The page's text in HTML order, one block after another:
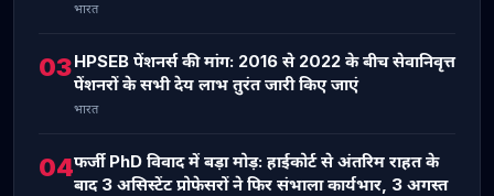
भारत
03HPSEB पेंशनर्स की मांग: 2016 से 2022 के बीच सेवानिवृत्त
पेंशनरों के सभी देय लाभ तुरंत जारी किए जाएं
भारत
04फर्जी PhD विवाद में बड़ा मोड़: हाईकोर्ट से अंतरिम राहत के
बाद 3 असिस्टेंट प्रोफेसरों ने फिर संभाला कार्यभार, 3 अगस्त